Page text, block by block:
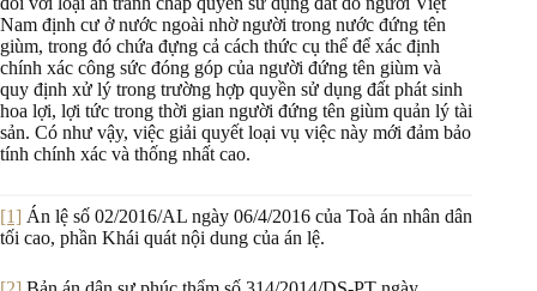
Nam định cư ở nước ngoài nhờ người trong nước đứng tên
giùm, trong đó chứa đựng cả cách thức cụ thể để xác định
chính xác công sức đóng góp của người đứng tên giùm và
quy định xử lý trong trường hợp quyền sử dụng đất phát sinh
hoa lợi, lợi tức trong thời gian người đứng tên giùm quản lý tài
sản. Có như vậy, việc giải quyết loại vụ việc này mới đảm bảo
tính chính xác và thống nhất cao.
[1] Án lệ số 02/2016/AL ngày 06/4/2016 của Toà án nhân dân
tối cao, phần Khái quát nội dung của án lệ.